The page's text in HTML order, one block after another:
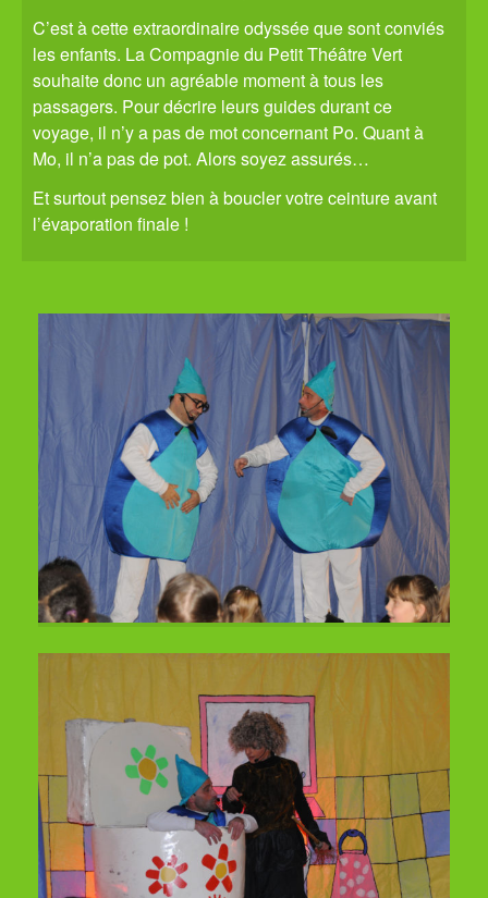
C’est à cette extraordinaire odyssée que sont conviés
les enfants. La Compagnie du Petit Théâtre Vert
souhaite donc un agréable moment à tous les
passagers. Pour décrire leurs guides durant ce
voyage, il n’y a pas de mot concernant Po. Quant à
Mo, il n’a pas de pot. Alors soyez assurés…
Et surtout pensez bien à boucler votre ceinture avant
l’évaporation finale !